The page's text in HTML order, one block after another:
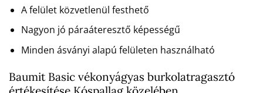
A felület közvetlenül festhető
Nagyon jó páraáteresztő képességű
Minden ásványi alapú felületen használható
Baumit Basic vékonyágyas burkolatragasztó